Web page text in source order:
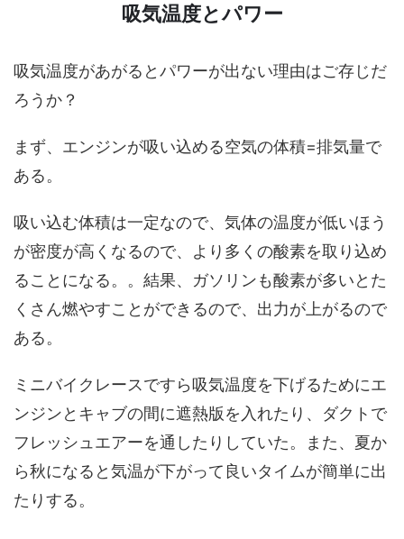
吸気温度とパワー
吸気温度があがるとパワーが出ない理由はご存じだ
ろうか？
まず、エンジンが吸い込める空気の体積=排気量で
ある。
吸い込む体積は一定なので、気体の温度が低いほう
が密度が高くなるので、より多くの酸素を取り込め
ることになる。。結果、ガソリンも酸素が多いとた
くさん燃やすことができるので、出力が上がるので
ある。
ミニバイクレースですら吸気温度を下げるためにエ
ンジンとキャブの間に遮熱版を入れたり、ダクトで
フレッシュエアーを通したりしていた。また、夏か
ら秋になると気温が下がって良いタイムが簡単に出
たりする。